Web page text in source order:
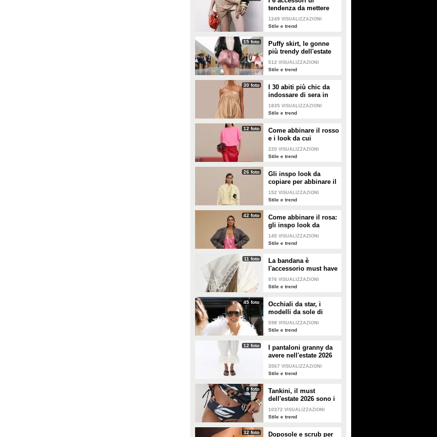
tendenza da mettere
nella valigia dell'estate
2026
1249 VISUALIZZAZIONI
Stile e trend
15 foto
Puffy skirt, le gonne
più trendy dell'estate
2026 sono quelle a
palloncino
512 VISUALIZZAZIONI
Stile e trend
30 foto
I 30 abiti più chic da
indossare di sera in
estate
1835 VISUALIZZAZIONI
Stile e trend
12 foto
Come abbinare il rosso
e i look da cui
prendere ispirazione
220 VISUALIZZAZIONI
Stile e trend
26 foto
Gli inspo look da
copiare per abbinare il
giallo
152 VISUALIZZAZIONI
Stile e trend
42 foto
Come abbinare il rosa:
gli inspo look da
copiare
145 VISUALIZZAZIONI
Stile e trend
11 foto
La bandana è
l'accessorio must have
dell'estate 2026: i
modelli di tendenza
976 VISUALIZZAZIONI
Stile e trend
45 foto
Occhiali da star, i
modelli da sole di
tendenza per l'estate
2026
598 VISUALIZZAZIONI
Stile e trend
12 foto
I pantaloni granny da
avere nell'estate 2026
3567 VISUALIZZAZIONI
Stile e trend
8 foto
Tankini, il must
dell'estate 2026 sono i
costumi con la canotta
10372 VISUALIZZAZIONI
Stile e trend
32 foto Doposole e scrub per